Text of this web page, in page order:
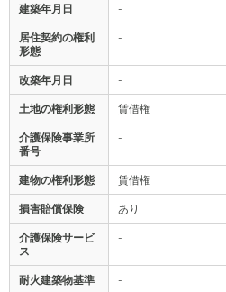
建築年月日 -
居住契約の権利
形態
-
改築年月日 -
土地の権利形態 賃借権
介護保険事業所
番号
-
建物の権利形態 賃借権
損害賠償保険 あり
介護保険サービ
ス
-
耐火建築物基準 -